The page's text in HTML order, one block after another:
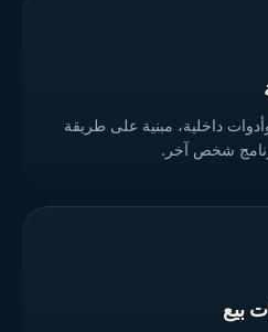
داخلية، مبنية على طريقة
شخص آخر.
بيع